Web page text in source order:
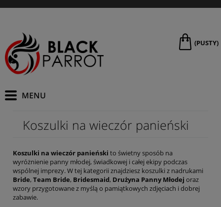
(PUSTY)
Koszulki na wieczór panieński
Koszulki na wieczór panieński to świetny sposób na
wyróżnienie panny młodej, świadkowej i całej ekipy podczas
wspólnej imprezy. W tej kategorii znajdziesz koszulki z nadrukami
Bride, Team Bride, Bridesmaid, Drużyna Panny Młodej oraz
wzory przygotowane z myślą o pamiątkowych zdjęciach i dobrej
zabawie.